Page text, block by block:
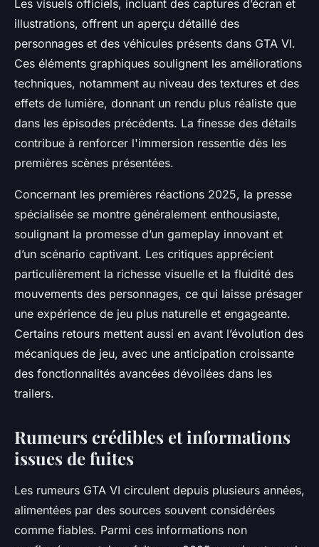
Les visuels officiels, incluant des captures d’écran et
illustrations, offrent un aperçu détaillé des
personnages et des véhicules présents dans GTA VI.
Ces éléments graphiques soulignent les améliorations
techniques, notamment au niveau des textures et des
effets de lumière, donnant un rendu plus réaliste que
dans les épisodes précédents. La finesse des détails
contribue à renforcer l'immersion ressentie dès les
premières scènes présentées.
Concernant les premières réactions 2025, la presse
spécialisée se montre généralement enthousiaste,
soulignant la promesse d’un gameplay innovant et
d’un scénario captivant. Les critiques apprécient
particulièrement la richesse visuelle et la fluidité des
mouvements des personnages, ce qui laisse présager
une expérience de jeu plus naturelle et engageante.
Certains retours mettent aussi en avant l’évolution des
mécaniques de jeu, avec une anticipation croissante
des fonctionnalités avancées dévoilées dans les
trailers.
Rumeurs crédibles et informations
issues de fuites
Les rumeurs GTA VI circulent depuis plusieurs années,
alimentées par des sources souvent considérées
comme fiables. Parmi ces informations non